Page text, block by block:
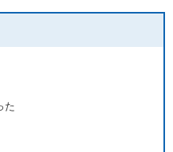
た